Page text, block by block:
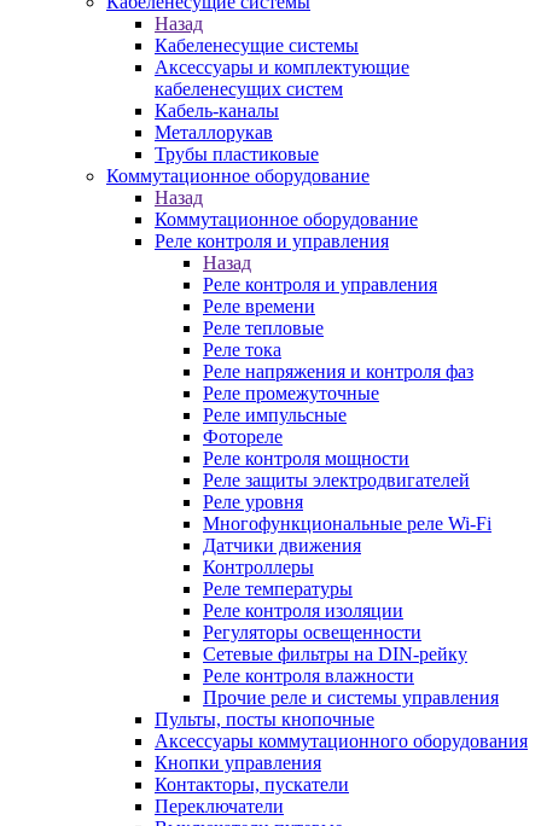
Назад
Кабеленесущие системы
Аксессуары и комплектующие
кабеленесущих систем
Кабель-каналы
Металлорукав
Трубы пластиковые
Коммутационное оборудование
Назад
Коммутационное оборудование
Реле контроля и управления
Назад
Реле контроля и управления
Реле времени
Реле тепловые
Реле тока
Реле напряжения и контроля фаз
Реле промежуточные
Реле импульсные
Фотореле
Реле контроля мощности
Реле защиты электродвигателей
Реле уровня
Многофункциональные реле Wi-Fi
Датчики движения
Контроллеры
Реле температуры
Реле контроля изоляции
Регуляторы освещенности
Сетевые фильтры на DIN-рейку
Реле контроля влажности
Прочие реле и системы управления
Пульты, посты кнопочные
Аксессуары коммутационного оборудования
Кнопки управления
Контакторы, пускатели
Переключатели